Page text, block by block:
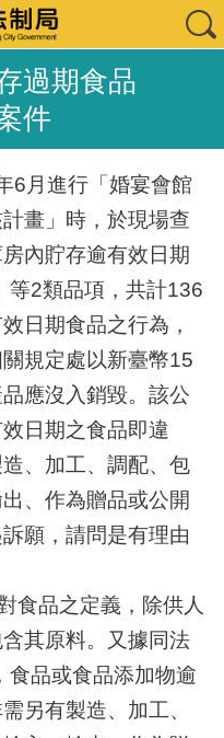
過期食品
件
6月進行「婚宴會館
畫」時，於現場查
內貯存逾有效日期
等2類品項，共計136
日期食品之行為，
規定處以新臺幣15
應沒入銷毀。該公
日期之食品即違
、加工、調配、包
、作為贈品或公開
願，請問是有理由
食品之定義，除供人
其原料。又據同法
食品或食品添加物逾
另有製造、加工、